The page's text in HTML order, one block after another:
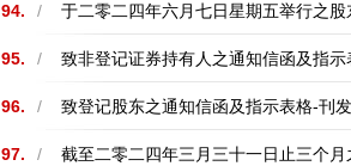
94. / 于二零二四年六月七日星期五举行之
95. / 致非登记证券持有人之通知信函及指
96. / 致登记股东之通知信函及指示表格-刊
97. / 截至二零二四年三月三十一日止三个月